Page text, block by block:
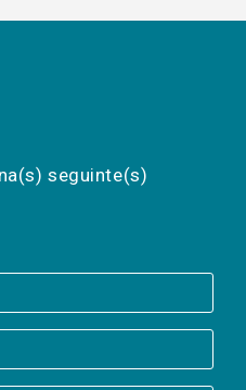
seguinte(s)